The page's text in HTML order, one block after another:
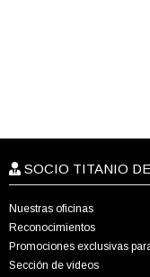
SOCIO TITANIO
Nuestras oficinas
Reconocimientos
Promociones exclusivas
Sección de videos